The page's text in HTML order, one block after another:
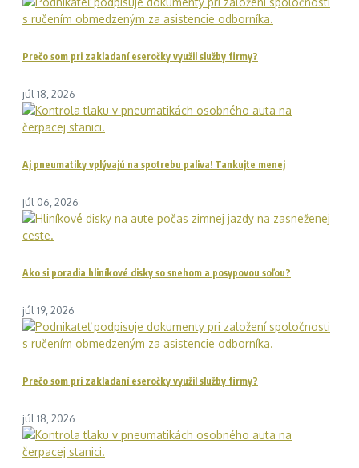
Prečo som pri zakladaní eseročky využil služby firmy?
júl 18, 2026
Aj pneumatiky vplývajú na spotrebu paliva! Tankujte menej
júl 06, 2026
Ako si poradia hliníkové disky so snehom a posypovou soľou?
júl 19, 2026
Prečo som pri zakladaní eseročky využil služby firmy?
júl 18, 2026